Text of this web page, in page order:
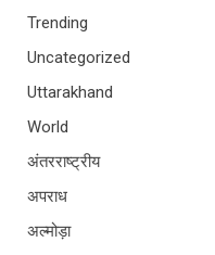
Trending
Uncategorized
Uttarakhand
World
अंतरराष्ट्रीय
अपराध
अल्मोड़ा